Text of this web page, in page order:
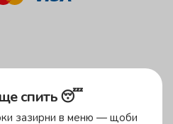
спить 😴
зазирни в меню — щоби